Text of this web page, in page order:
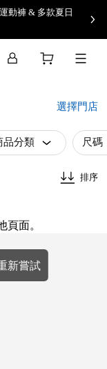
動褲 & 多款夏日
選擇門店
品分類 尺碼
排序
頁面。
新嘗試